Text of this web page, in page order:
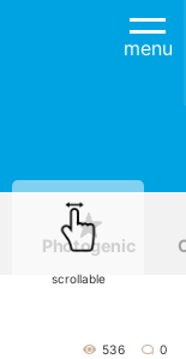
menu
Photogenic
scrollable
536 0